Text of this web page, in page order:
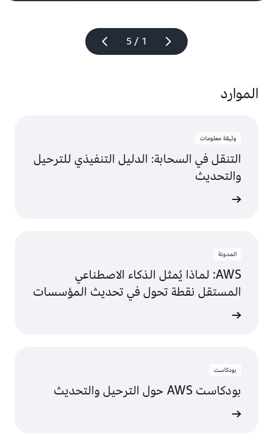
1 / 5
الموارد
وثيقة معلومات
التنقل في السحابة: الدليل التنفيذي للترحيل
والتحديث
المدونة
AWS: لماذا يُمثل الذكاء الاصطناعي
المستقل نقطة تحول في تحديث المؤسسات
بودكاست
بودكاست AWS حول الترحيل والتحديث